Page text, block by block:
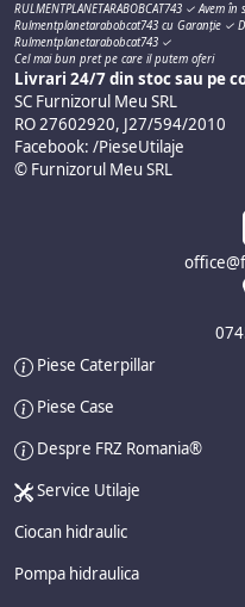
RULMENTPLANETARABOBCAT743 ✓
Rulmentplanetarabobcat743 cu Garanție ✓
Rulmentplanetarabobcat743 ✓
Cel mai bun pret pe care il putem oferi
Livrari 24/7 din stoc sau pe
SC Furnizorul Meu SRL
RO 27602920, J27/594/2010
Facebook: /PieseUtilaje
© Furnizorul Meu SRL
Piese Caterpillar
Piese Case
Despre FRZ Romania®
Service Utilaje
Ciocan hidraulic
Pompa hidraulica